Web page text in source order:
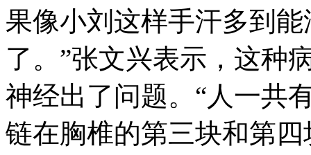
果像小刘这样手汗多到
了。”张文兴表示，这种
神经出了问题。“人一共
链在胸椎的第三块和第